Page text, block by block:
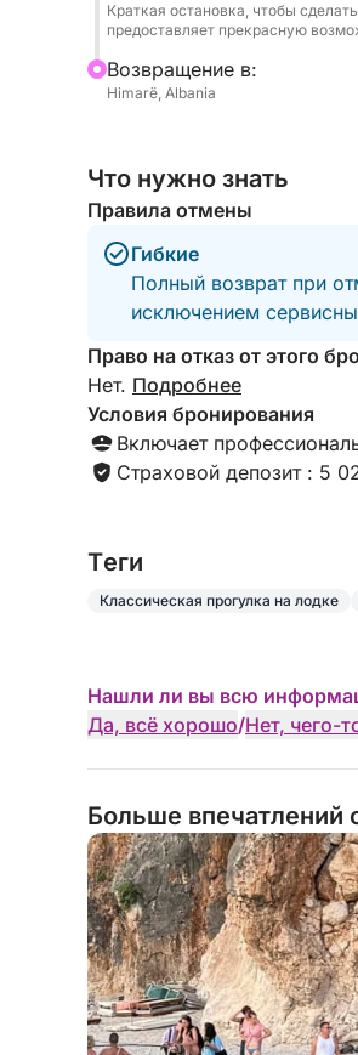
Краткая остановка, чтобы
предоставляет прекрасную
Bозвращение в:
Himarë, Albania
Что нужно знать
Правила отмены
Гибкие
Полный возврат при
исключением
Право на отказ от этого
Нет. Подробнее
Условия бронирования
Включает
Страховой депозит : 5
Tеги
Классическая прогулка на лодке
Нашли ли вы всю
Да, всё хорошо/Нет, чего-
Больше впечатлений